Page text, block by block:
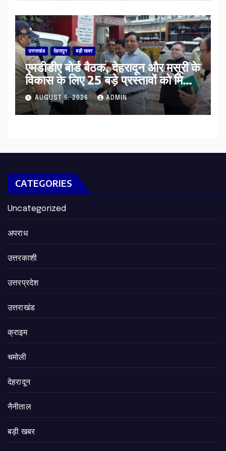
उत्तराखंड देहरादून बड़ी खबर
एमडीडीए बोर्ड बैठक, देहरादून और मसूरी के
विकास के लिए 25 बड़े प्रस्तावों को मिली
हरी झंडी
AUGUST 5, 2026 ADMIN
CATEGORIES
Uncategorized
अपराध
उत्तरकाशी
उत्तरप्रदेश
उत्तराखंड
क्राइम
चमोली
देहरादून
नैनीताल
बड़ी खबर